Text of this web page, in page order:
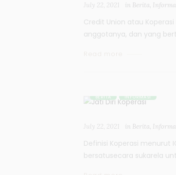
July 22, 2021 in Berita,
Credit Union atau
anggotanya, dan yang
BERITA INFORMASI
July 22, 2021 in Berita,
Definisi Koperasi menurut
bersatusecara sukarela